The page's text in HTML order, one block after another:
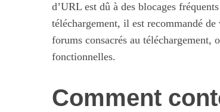
d’URL est dû à des blocages
téléchargement, il est recommandé
forums consacrés au téléchargement,
fonctionnelles.
Comment